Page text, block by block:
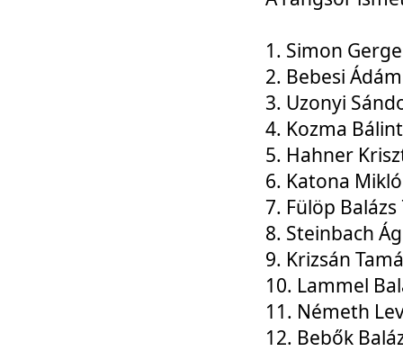
1. Simon
2. Bebesi
3. Uzonyi
4. Kozma
5. Hahner
6. Katona
7. Fülöp
8. Steinbach
9. Krizsán
10. Lammel
11. Németh
12. Bebők